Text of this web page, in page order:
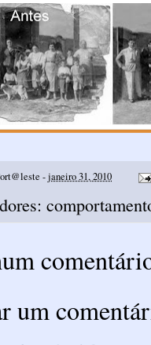
-janeiro 31, 2010
um